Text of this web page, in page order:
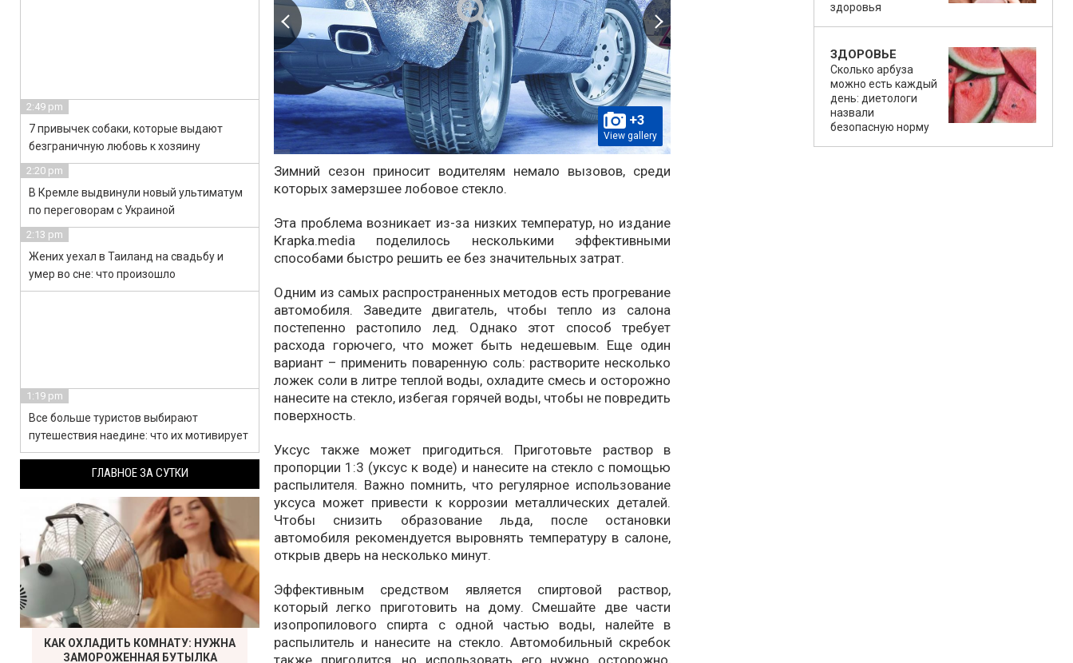
+3
View gallery
Зимний сезон приносит водителям немало вызовов, среди
которых замерзшее лобовое стекло.
Эта проблема возникает из-за низких температур, но издание
Krapka.media поделилось несколькими эффективными
способами быстро решить ее без значительных затрат.
Одним из самых распространенных методов есть прогревание
автомобиля. Заведите двигатель, чтобы тепло из салона
постепенно растопило лед. Однако этот способ требует
расхода горючего, что может быть недешевым. Еще один
вариант – применить поваренную соль: растворите несколько
ложек соли в литре теплой воды, охладите смесь и осторожно
нанесите на стекло, избегая горячей воды, чтобы не повредить
поверхность.
Уксус также может пригодиться. Приготовьте раствор в
пропорции 1:3 (уксус к воде) и нанесите на стекло с помощью
распылителя. Важно помнить, что регулярное использование
уксуса может привести к коррозии металлических деталей.
Чтобы снизить образование льда, после остановки
автомобиля рекомендуется выровнять температуру в салоне,
открыв дверь на несколько минут.
Эффективным средством является спиртовой раствор,
который легко приготовить на дому. Смешайте две части
изопропилового спирта с одной частью воды, налейте в
распылитель и нанесите на стекло. Автомобильный скребок
также пригодится, но использовать его нужно осторожно,
здоровья
ЗДОРОВЬЕ
Сколько арбуза
можно есть каждый
день: диетологи
назвали
безопасную норму
2:49 pm
7 привычек собаки, которые выдают
безграничную любовь к хозяину
2:20 pm
В Кремле выдвинули новый ультиматум
по переговорам с Украиной
2:13 pm
Жених уехал в Таиланд на свадьбу и
умер во сне: что произошло
1:19 pm
Все больше туристов выбирают
путешествия наедине: что их мотивирует
ГЛАВНОЕ ЗА СУТКИ
КАК ОХЛАДИТЬ КОМНАТУ: НУЖНА
ЗАМОРОЖЕННАЯ БУТЫЛКА